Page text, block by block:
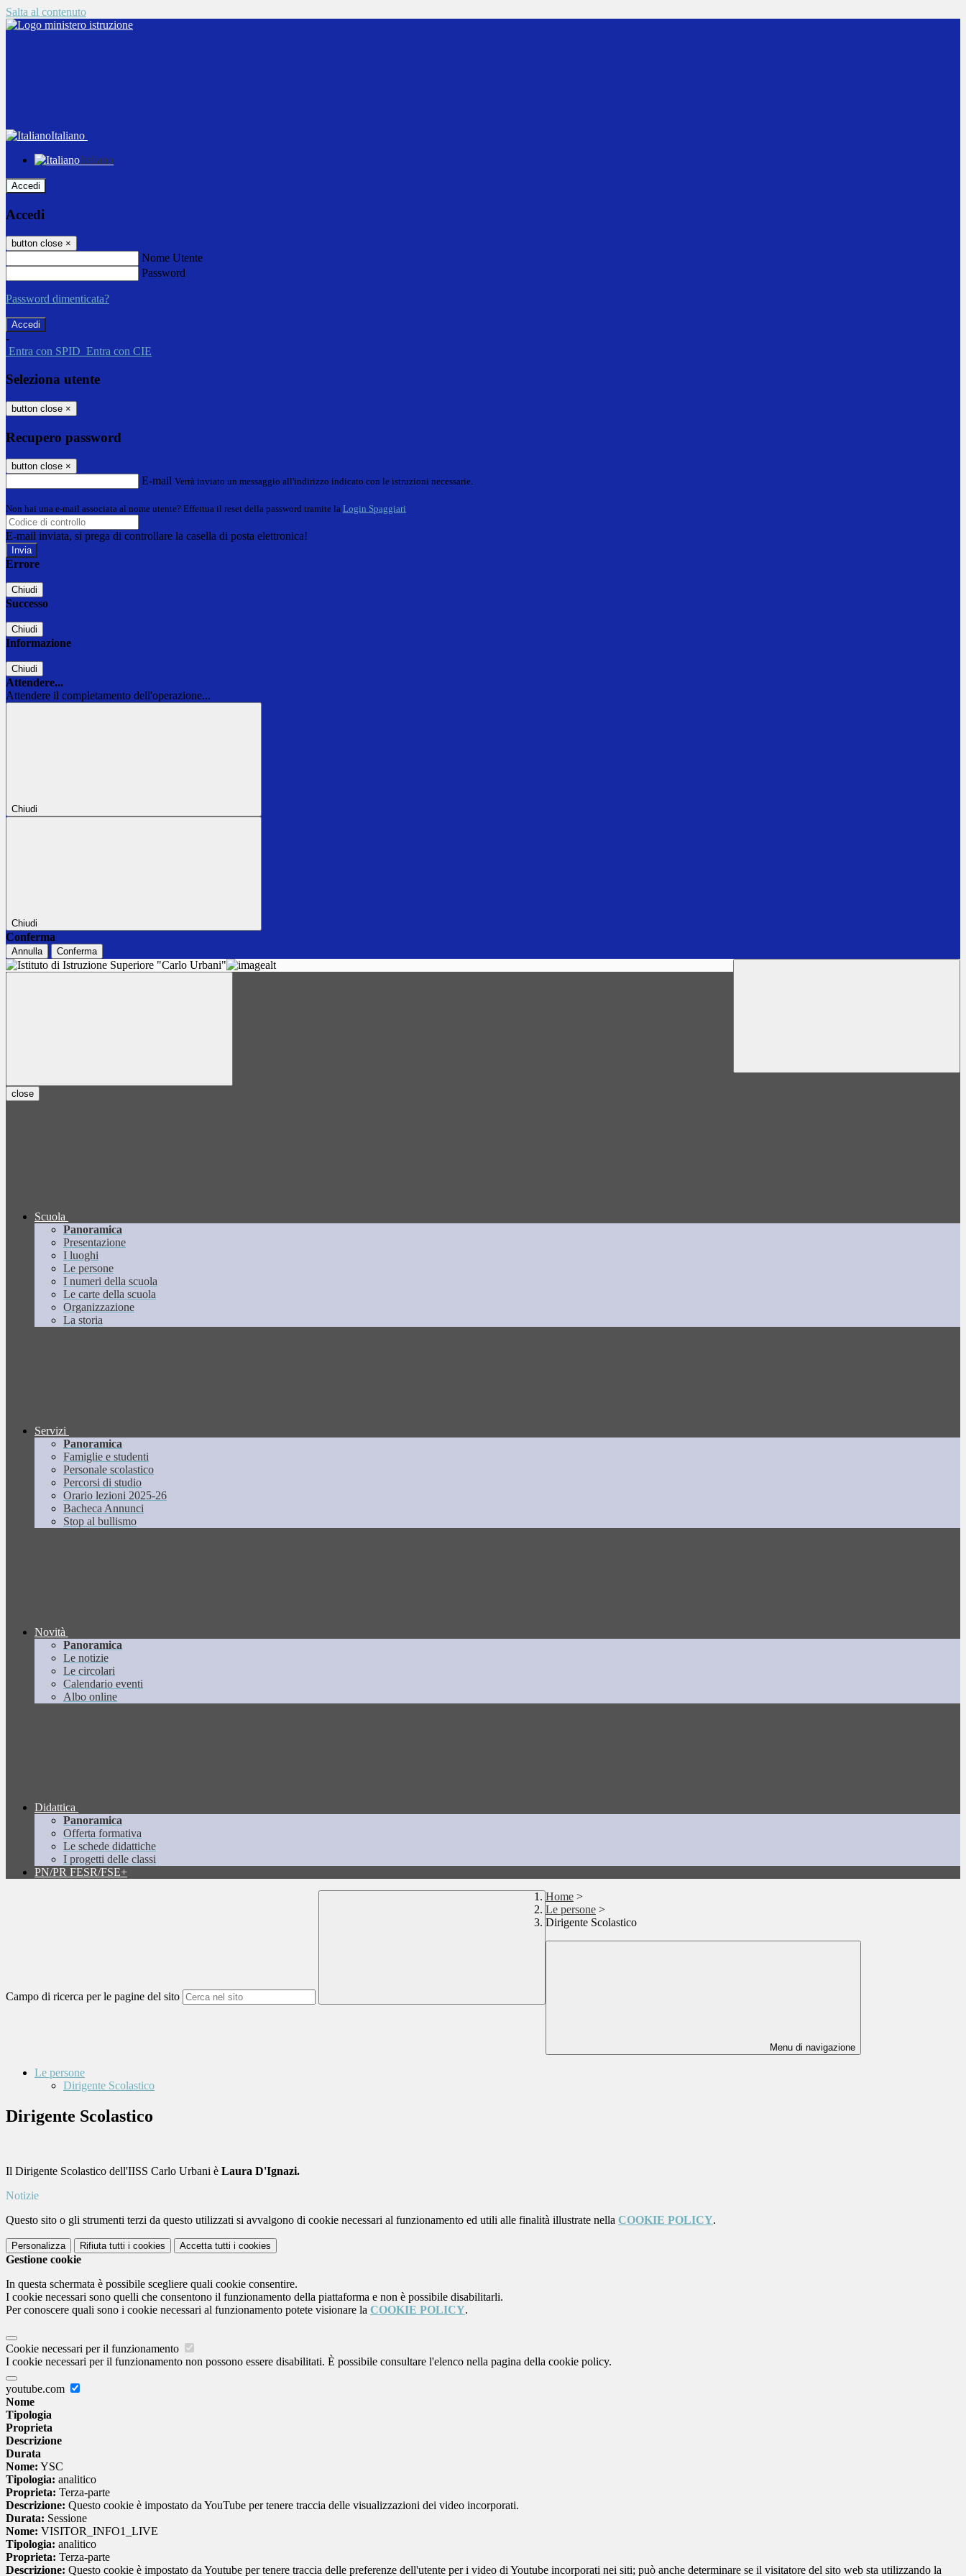
Salta al contenuto
Italiano
Italiano
Accedi
Accedi
button close ×
Nome Utente
Password
Password dimenticata?
-
Entra con SPID Entra con CIE
Seleziona utente
button close ×
Recupero password
button close ×
E-mail Verrà inviato un messaggio all'indirizzo indicato con le istruzioni necessarie.
Non hai una e-mail associata al nome utente? Effettua il reset della password tramite la Login Spaggiari
E-mail inviata, si prega di controllare la casella di posta elettronica!
Errore
Chiudi
Successo
Chiudi
Informazione
Chiudi
Attendere...
Attendere il completamento dell'operazione...
Chiudi
Chiudi
Conferma
Annulla Conferma
close
Scuola
Panoramica
Presentazione
I luoghi
Le persone
I numeri della scuola
Le carte della scuola
Organizzazione
La storia
Servizi
Panoramica
Famiglie e studenti
Personale scolastico
Percorsi di studio
Orario lezioni 2025-26
Bacheca Annunci
Stop al bullismo
Novità
Panoramica
Le notizie
Le circolari
Calendario eventi
Albo online
Didattica
Panoramica
Offerta formativa
Le schede didattiche
I progetti delle classi
PN/PR FESR/FSE+
Campo di ricerca per le pagine del sito
Home >
Le persone >
Dirigente Scolastico
Menu di navigazione
Le persone
Dirigente Scolastico
Dirigente Scolastico
Il Dirigente Scolastico dell'IISS Carlo Urbani è Laura D'Ignazi.
Notizie
Questo sito o gli strumenti terzi da questo utilizzati si avvalgono di cookie necessari al funzionamento ed utili alle finalità illustrate nella COOKIE POLICY.
Personalizza Rifiuta tutti i cookies Accetta tutti i cookies
Gestione cookie
In questa schermata è possibile scegliere quali cookie consentire.
I cookie necessari sono quelli che consentono il funzionamento della piattaforma e non è possibile disabilitarli.
Per conoscere quali sono i cookie necessari al funzionamento potete visionare la COOKIE POLICY.
Cookie necessari per il funzionamento
I cookie necessari per il funzionamento non possono essere disabilitati. È possibile consultare l'elenco nella pagina della cookie policy.
youtube.com
Nome
Tipologia
Proprieta
Descrizione
Durata
Nome: YSC
Tipologia: analitico
Proprieta: Terza-parte
Descrizione: Questo cookie è impostato da YouTube per tenere traccia delle visualizzazioni dei video incorporati.
Durata: Sessione
Nome: VISITOR_INFO1_LIVE
Tipologia: analitico
Proprieta: Terza-parte
Descrizione: Questo cookie è impostato da Youtube per tenere traccia delle preferenze dell'utente per i video di Youtube incorporati nei siti; può anche determinare se il visitatore del sito web sta utilizzando la